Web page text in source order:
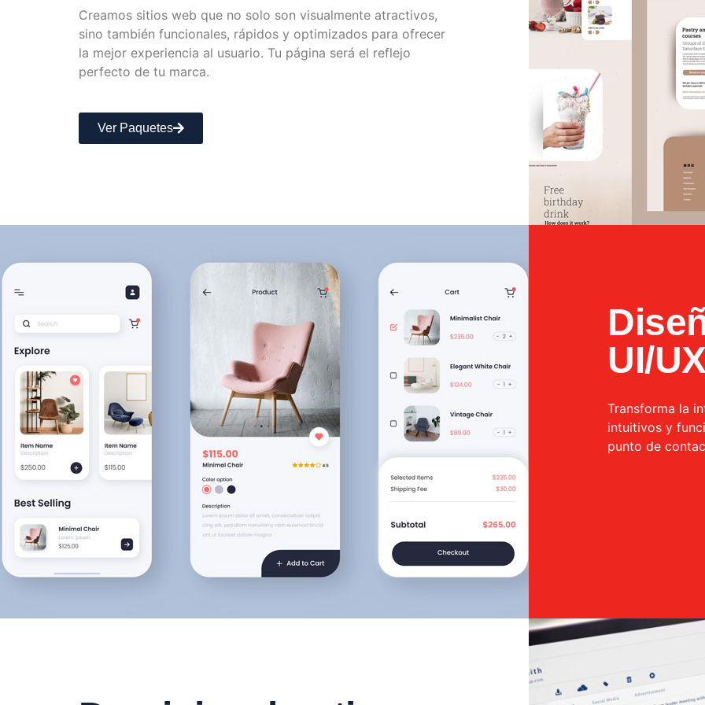
Creamos sitios web que no solo son visualmente atractivos,
sino también funcionales, rápidos y optimizados para ofrecer
la mejor experiencia al usuario. Tu página será el reflejo
perfecto de tu marca.
Ver Paquetes
UI/
Transforma la
intuitivos y
punto de